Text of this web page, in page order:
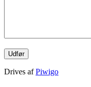
Drives afPiwigo